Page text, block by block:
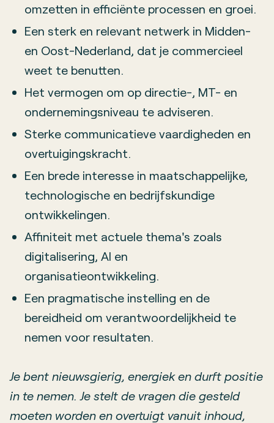
omzetten in efficiënte processen en groei.
Een sterk en relevant netwerk in Midden-
en Oost-Nederland, dat je commercieel
weet te benutten.
Het vermogen om op directie-, MT- en
ondernemingsniveau te adviseren.
Sterke communicatieve vaardigheden en
overtuigingskracht.
Een brede interesse in maatschappelijke,
technologische en bedrijfskundige
ontwikkelingen.
Affiniteit met actuele thema's zoals
digitalisering, AI en
organisatieontwikkeling.
Een pragmatische instelling en de
bereidheid om verantwoordelijkheid te
nemen voor resultaten.
Je bent nieuwsgierig, energiek en durft positie
in te nemen. Je stelt de vragen die gesteld
moeten worden en overtuigt vanuit inhoud,